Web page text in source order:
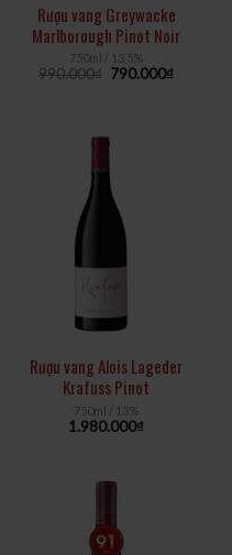
Rượu vang Greywacke
Marlborough Pinot Noir
750ml / 13,5%
990.000₫ 790.000₫
Rượu vang Alois Lageder
Krafuss Pinot
750ml / 13%
1.980.000₫